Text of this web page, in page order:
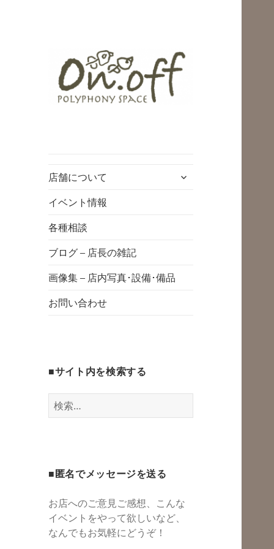
オフ | 子どもと一
緒にいながら自分
時間を*広島の託児
付きリフレッシュ
空間・コワーキン
グスペース・シェ
アスペース・レン
ュ*カフェのよう
にくつろぐ*親子イ
ベントも
店舗について
サ
展
開
イベント情報
各種相談
ブログ – 店長の雑記
画像集 – 店内写真･設備･備品
お問い合わせ
■サイト内を検索する
検
索:
■匿名でメッセージを送る
お店へのご意見ご感想、こんな
イベントをやって欲しいなど、
なんでもお気軽にどうぞ！